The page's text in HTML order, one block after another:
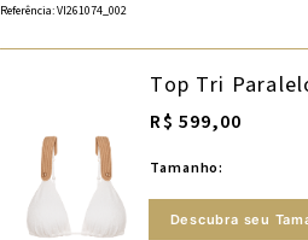
Referência:VI261074_002
Top Tri
R$ 599,00
Tamanho:
Descubra seu